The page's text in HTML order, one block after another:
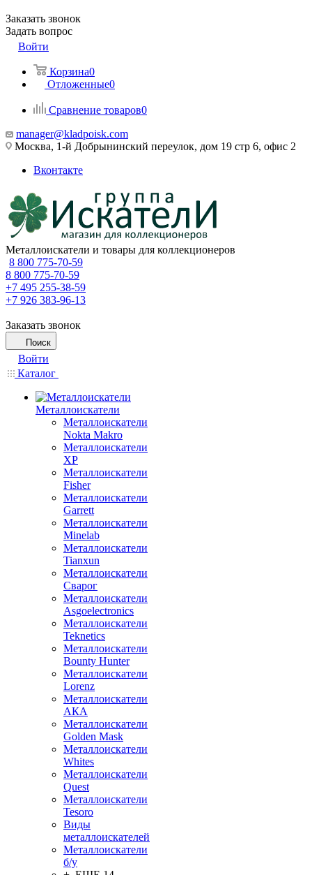
Заказать звонок
Задать вопрос
Войти
Корзина0
Отложенные0
Сравнение товаров0
manager@kladpoisk.com
Москва, 1-й Добрынинский переулок, дом 19 стр 6, офис 2
Вконтакте
Металлоискатели и товары для коллекционеров
8 800 775-70-59
8 800 775-70-59
+7 495 255-38-59
+7 926 383-96-13
Заказать звонок
Поиск
Войти
Каталог
Металлоискатели
Металлоискатели
Nokta Makro
Металлоискатели
XP
Металлоискатели
Fisher
Металлоискатели
Garrett
Металлоискатели
Minelab
Металлоискатели
Tianxun
Металлоискатели
Сварог
Металлоискатели
Asgoelectronics
Металлоискатели
Teknetics
Металлоискатели
Bounty Hunter
Металлоискатели
Lorenz
Металлоискатели
АКА
Металлоискатели
Golden Mask
Металлоискатели
Whites
Металлоискатели
Quest
Металлоискатели
Tesoro
Виды
металлоискателей
Металлоискатели
б/у